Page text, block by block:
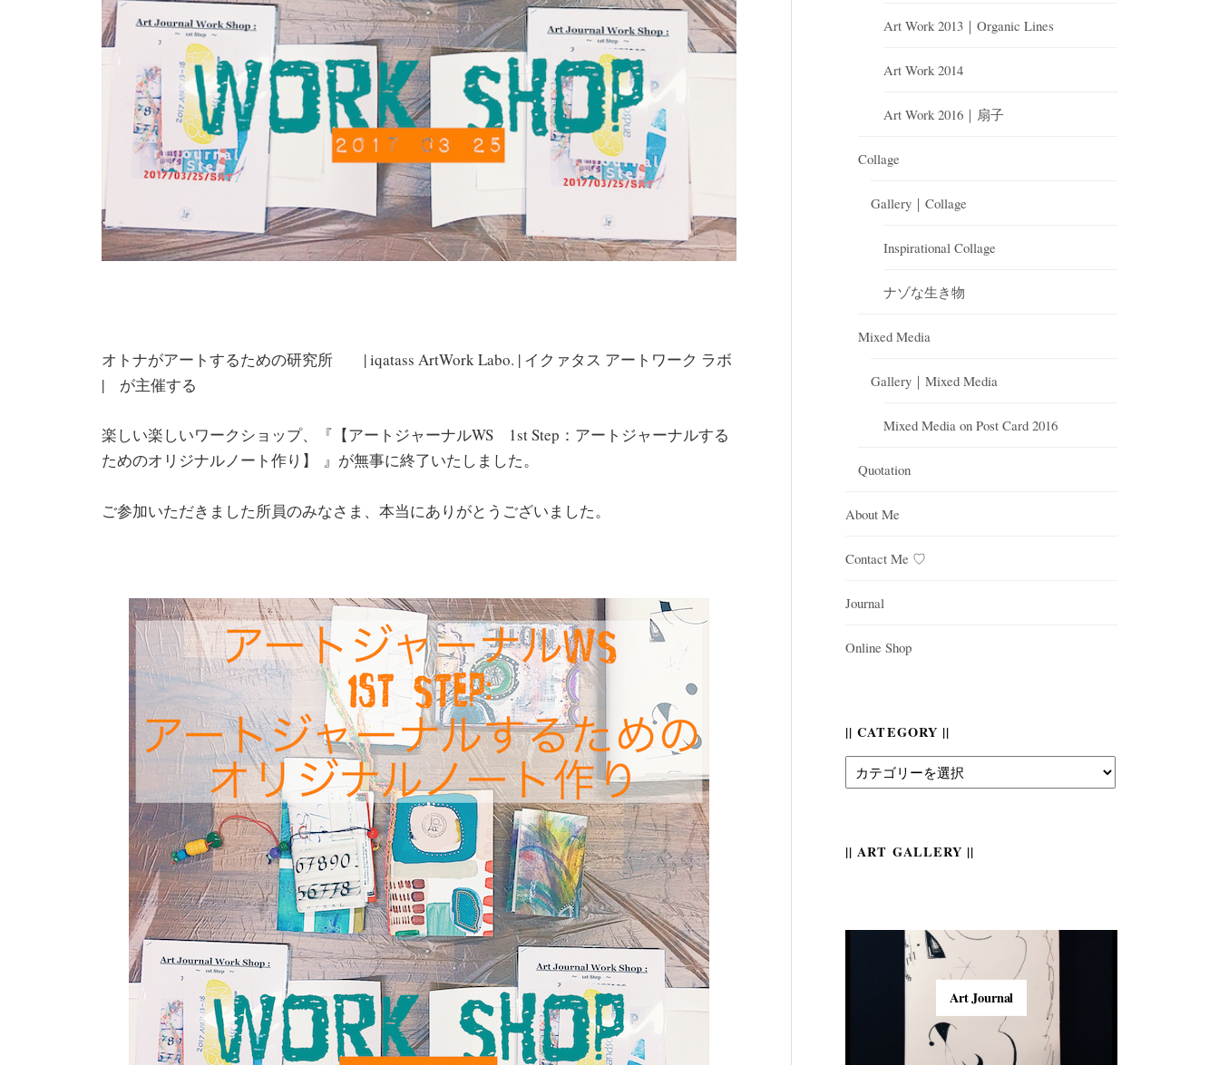
オトナがアートするための研究所 | iqatass ArtWork Labo. | イクァタス アートワーク ラボ
| が主催する
楽しい楽しいワークショップ、『【アートジャーナルWS 1st Step：アートジャーナルする
ためのオリジナルノート作り】 』が無事に終了いたしました。
ご参加いただきました所員のみなさま、本当にありがとうございました。
Art Work 2013｜Organic Lines
Art Work 2014
Art Work 2016｜扇子
Collage
Gallery｜Collage
Inspirational Collage
ナゾな生き物
Mixed Media
Gallery｜Mixed Media
Mixed Media on Post Card 2016
Quotation
About Me
Contact Me ♡
Journal
Online Shop
|| CATEGORY ||
Category
|| ART GALLERY ||
Art Journal